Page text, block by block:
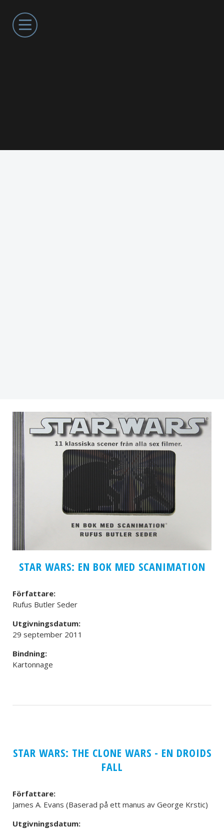
STAR WARS: EN BOK MED SCANIMATION
Författare:
Rufus Butler Seder
Utgivningsdatum:
29 september 2011
Bindning:
Kartonnage
STAR WARS: THE CLONE WARS - EN DROIDS
FALL
Författare:
James A. Evans (Baserad på ett manus av George Krstic)
Utgivningsdatum: